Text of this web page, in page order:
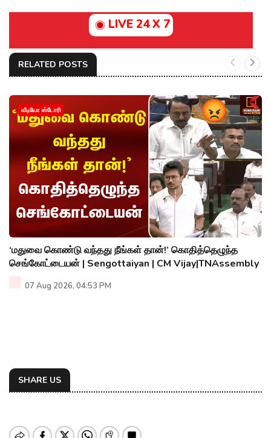
LIVE 24 X 7
RELATED POSTS
வீடியோ ஸ்டோரி
‘மதுவை கொண்டு வந்தது நீங்கள் தான்!’ கொதித்தெழுந்த
செங்கோட்டையன் | Sengottaiyan | CM Vijay|TNAssembly
07 Aug 2026, 04:53 PM
SHARE US